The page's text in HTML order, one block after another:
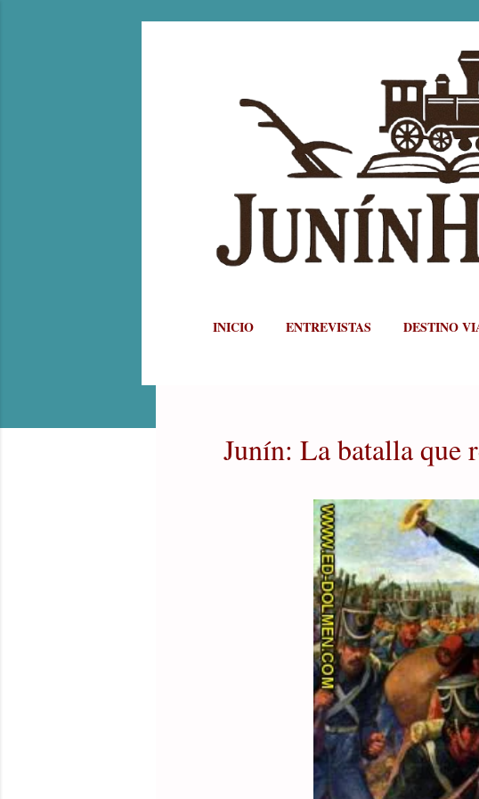
INICIO ENTREVISTAS DESTINO
Junín: La batalla que